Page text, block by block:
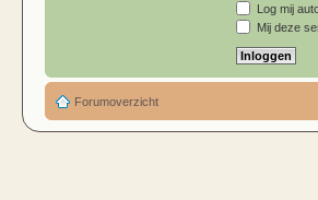
Log mij
Mij deze
Forumoverzicht